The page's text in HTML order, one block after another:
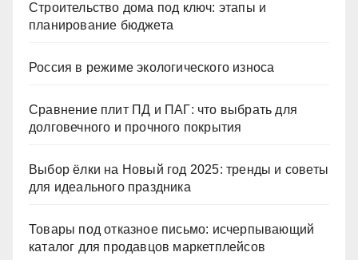
Строительство дома под ключ: этапы и
планирование бюджета
Россия в режиме экологического износа
Сравнение плит ПД и ПАГ: что выбрать для
долговечного и прочного покрытия
Выбор ёлки на Новый год 2025: тренды и советы
для идеального праздника
Товары под отказное письмо: исчерпывающий
каталог для продавцов маркетплейсов